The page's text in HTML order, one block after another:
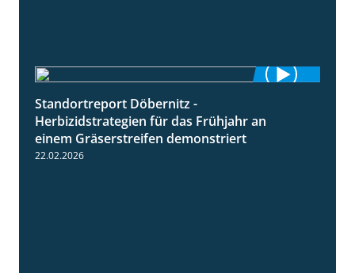
Standortreport Döbernitz -
Herbizidstrategien für das Frühjahr an
einem Gräserstreifen demonstriert
22.02.2026